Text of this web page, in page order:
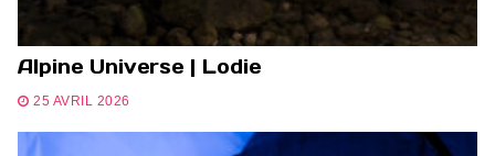
Alpine Universe | Lodie
25 AVRIL 2026